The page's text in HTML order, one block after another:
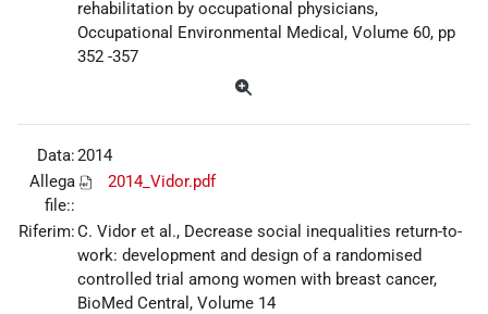
rehabilitation by occupational physicians,
Occupational Environmental Medical, Volume 60, pp
352 -357
Data:2014
Allega
file::
2014_Vidor.pdf
Riferim:C. Vidor et al., Decrease social inequalities return-to-
work: development and design of a randomised
controlled trial among women with breast cancer,
BioMed Central, Volume 14